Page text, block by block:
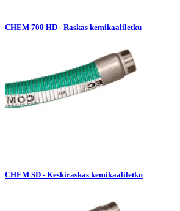
CHEM 700 HD - Raskas kemikaaliletku
CHEM SD - Keskiraskas kemikaaliletku